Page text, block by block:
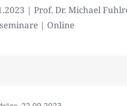
| Prof. Dr. Michael
| Online